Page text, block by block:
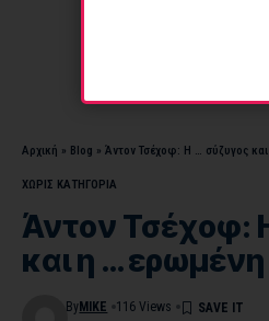
Αρχική » Blog » Άντον Τσέχοφ: Η … σύζυγος
ΧΩΡΊΣ ΚΑΤΗΓΟΡΊΑ
Άντον Τσέχοφ:
και η … ερωμένη
By MIKE 116 Views